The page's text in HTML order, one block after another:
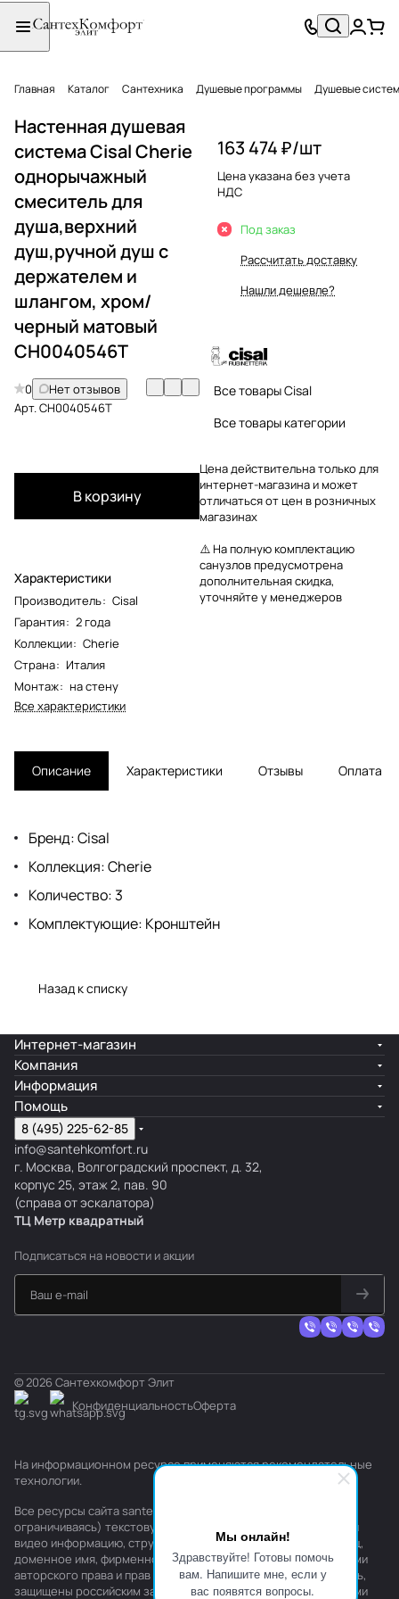
Мы онлайн!
Здравствуйте! Готовы помочь
вам. Напишите мне, если у
вас появятся вопросы.
Главная Каталог Сантехника Душевые программы Душевые
Настенная душевая
система Cisal Cherie
однорычажный
смеситель для
душа,верхний
душ,ручной душ с
держателем и
шлангом, хром/
черный матовый
CH0040546T
0
Нет отзывов
Арт.CH0040546T
В корзину
Характеристики
Производитель: Cisal
Гарантия: 2 года
Коллекции: Cherie
Страна: Италия
Монтаж: на стену
Все характеристики
163 474 ₽/шт
Цена указана без учета
НДС
Под заказ
Рассчитать доставку
Нашли дешевле?
Все товары Cisal
Все товары категории
Цена действительна только для
интернет-магазина и может
отличаться от цен в розничных
магазинах
⚠️ На полную комплектацию
санузлов предусмотрена
дополнительная скидка,
уточняйте у менеджеров
Описание Характеристики Отзывы Оплата
Бренд: Cisal
Коллекция: Cherie
Количество: 3
Комплектующие: Кронштейн
Назад к списку
Интернет-магазин
Компания
Информация
Помощь
8 (495) 225-62-85
info@santehkomfort.ru
г. Москва, Волгоградский проспект, д. 32,
корпус 25, этаж 2, пав. 90
(справа от эскалатора)
ТЦ Метр квадратный
Подписаться на новости и акции
© 2026 Сантехкомфорт Элит
КонфиденциальностьОферта
На информационном ресурсе применяютсярекомендательные
технологии.
Все ресурсы сайта santehkomfort.ru, включая (но не
ограничиваясь) текстовую, графическую, фотографическую и
видео информацию, структуру, дизайн и оформление страниц,
доменное имя, фирменное наименование являются объектами
авторского права и прав на интеллектуальную собственность,
защищены российским законодательством и международными